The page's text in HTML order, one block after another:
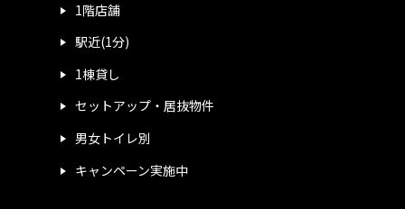
1階店舗
駅近(1分)
1棟貸し
セットアップ・居抜物件
男女トイレ別
キャンペーン実施中